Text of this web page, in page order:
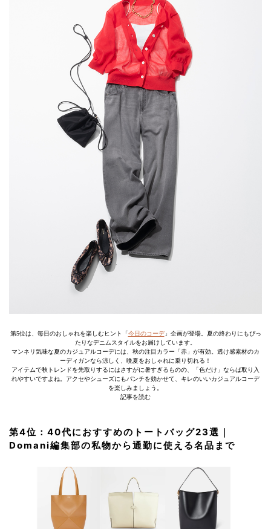
第5位は、毎日のおしゃれを楽しむヒント「今日のコーデ」企画が登場。夏の終わりにもぴっ
たりなデニムスタイルをお届けしています。
マンネリ気味な夏のカジュアルコーデには、秋の注目カラー「赤」が有効。透け感素材のカ
ーディガンなら涼しく、晩夏をおしゃれに乗り切れる！
アイテムで秋トレンドを先取りするにはさすがに暑すぎるものの、「色だけ」ならば取り入
れやすいですよね。アクセやシューズにもパンチを効かせて、キレのいいカジュアルコーデ
を楽しみましょう。
記事を読む
第4位：40代におすすめのトートバッグ23選｜
Domani編集部の私物から通勤に使える名品まで